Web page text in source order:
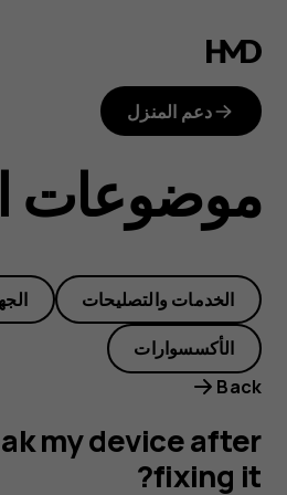
What
if
break
my
device
after
fixing
دعم المنزل
موضوعات
الخدمات والتصليحات
الأكسسوارات
Back
my device after
fixing it?